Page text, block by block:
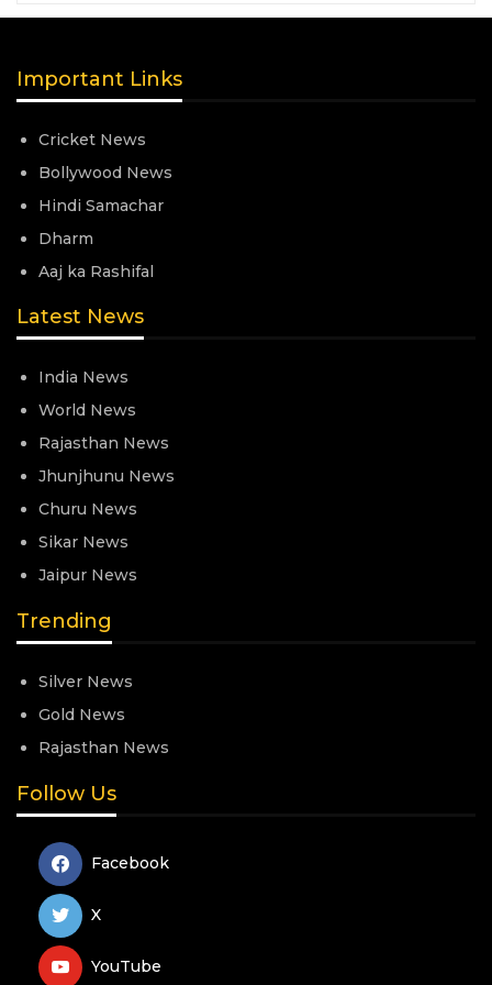
Important Links
Cricket News
Bollywood News
Hindi Samachar
Dharm
Aaj ka Rashifal
Latest News
India News
World News
Rajasthan News
Jhunjhunu News
Churu News
Sikar News
Jaipur News
Trending
Silver News
Gold News
Rajasthan News
Follow Us
Facebook
X
YouTube